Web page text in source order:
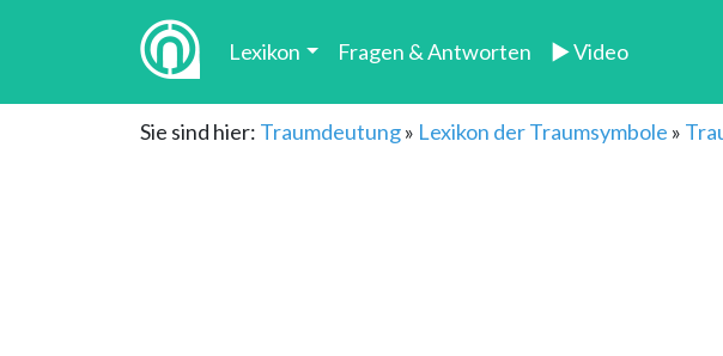
Lexikon Fragen & Antworten ► Video
Sie sind hier: Traumdeutung» Lexikon der Traumsymbole »